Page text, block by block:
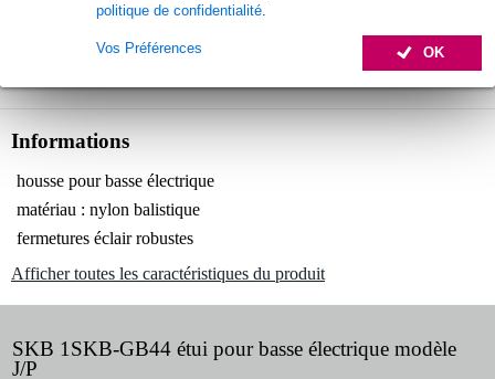
politique de confidentialité.
OK
Vos Préférences
Vous n'êtes pas sûr si leSKB 1SKB-GB44 étui pour basse
Informations
housse pour basse électrique
matériau : nylon balistique
fermetures éclair robustes
Afficher toutes les caractéristiques du produit
SKB 1SKB-GB44 étui pour basse électrique modèle
J/P